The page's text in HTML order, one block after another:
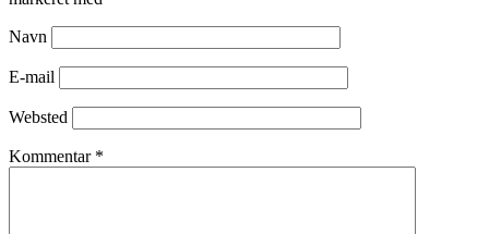
Navn
E-mail
Websted
Kommentar *